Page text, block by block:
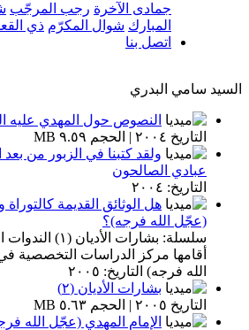
جمادى الآخرة رجب المرجّب
المبارك شوال المكرّم ذي
اتصل بنا
السيد سامي البدري
النصوص حول المهدي عليه
التاريخ ٢٠٠٤ | الحجم ٩.٥٩ MB
ولقد كتبنا في الزبور من بعد
عبادي الصالحون
التاريخ: ٢٠٠٤
هل الوثائق القديمة كالتوراة
(عجّل الله فرجه)؟
سلسلة: بشارات
أقامها مركز الدراسات التخصصية
الله فرجه) التاريخ: ٢٠٠٥
بشارات الأديان (٢)
التاريخ ٢٠٠٥ | الحجم ٥.٦٣ MB
الإمام المهدي (عجّل الله